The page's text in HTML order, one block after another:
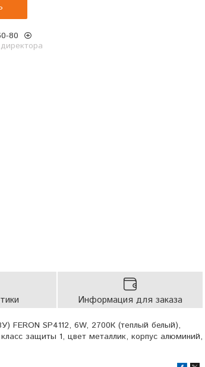
80
Информация для заказа
FERON SP4112, 6W, 2700К (теплый белый),
защиты 1, цвет металлик, корпус алюминий,